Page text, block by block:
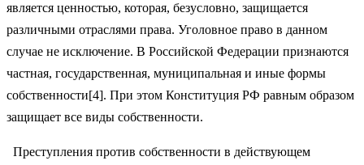
является ценностью, которая, безусловно, защищается
различными отраслями права. Уголовное право в данном
случае не исключение. В Российской Федерации признаются
частная, государственная, муниципальная и иные формы
собственности[4]. При этом Конституция РФ равным образом
защищает все виды собственности.
Преступления против собственности в действующем